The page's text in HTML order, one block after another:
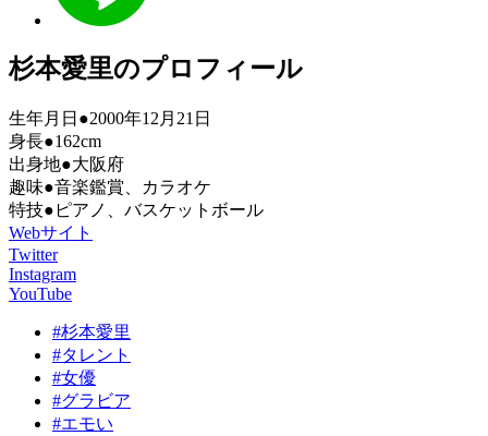
杉本愛里のプロフィール
生年月日●2000年12月21日
身長●162cm
出身地●大阪府
趣味●音楽鑑賞、カラオケ
特技●ピアノ、バスケットボール
Webサイト
Twitter
Instagram
YouTube
#杉本愛里
#タレント
#女優
#グラビア
#エモい